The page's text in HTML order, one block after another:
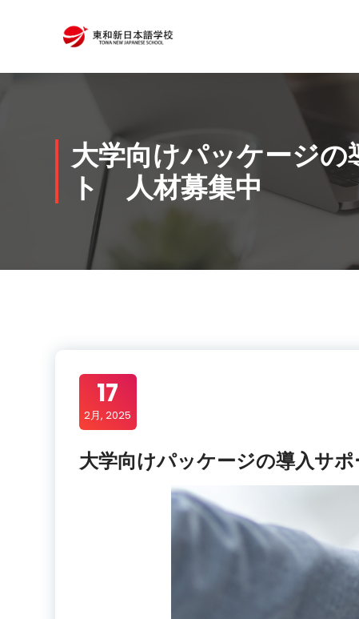
大学向けパッケージの
ト 人材募集中
17
2月, 2025
大学向けパッケージの導入サ